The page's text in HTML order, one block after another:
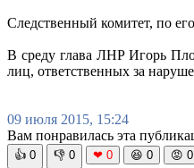
Следственный комитет, по
В среду глава ЛНР Игорь
лиц, ответственных за
09 июля 2015, 15:24
Вам понравилась эта
👍 0 👎 0 ❤ 0 😆 0 😡 0